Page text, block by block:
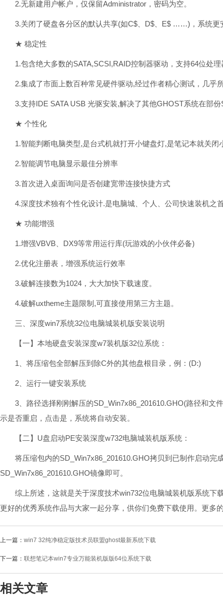
2.无新建用户帐户，仅保留Administrator，密码为空。
3.关闭了硬盘各分区的默认共享(如C$、D$、E$ ……)，系统更
★ 稳定性
1.包含绝大多数的SATA,SCSI,RAID控制器驱动，支持64位处理
2.集成了市面上数百种常见硬件驱动,经过作者精心测试，几乎
3.支持IDE SATA USB 光驱安装,解决了其他GHOST系统在部份
★ 个性化
1.智能判断电脑类型,是台式机就打开小键盘灯,是笔记本就关闭
2.智能调节电脑显示最佳分辨率
3.首次进入桌面询问是否创建宽带连接快捷方式
4.深度技术独有个性化设计.是电脑城、个人、公司快速装机之
★ 功能增强
1.增强VBVB、DX9等常用运行库(玩游戏的小伙伴必备)
2.优化注册表，增强系统运行效率
3.破解连接数为1024，大大加快下载速度。
4.破解uxtheme主题限制,可直接使用第三方主题。
三、深度win7系统32位电脑城装机版安装说明
【一】本地硬盘安装深度w7装机版32位系统：
1、将压缩包全部解压到除C外的其他盘根目录，例：(D:)
2、运行一键安装系统
3、路径选择刚刚解压的SD_Win7x86_201610.GHO(路径和文
示是否重启，点击是，系统将自动安装。
【二】U盘启动PE安装深度w732电脑城装机版系统：
将压缩包内的SD_Win7x86_201610.GHO拷贝到已制作启动完
SD_Win7x86_201610.GHO镜像即可。
综上所述，这就是关于深度技术win732位电脑城装机版系统下
更好的优秀系统作品与大家一起分享，供你们免费下载使用。更多
上一篇： win7 32纯净稳定版技术员联盟ghost最新系统下载
下一篇： 联想笔记本win7专业万能装机版版64位系统下载
相关文章